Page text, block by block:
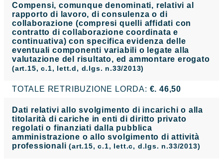
Compensi, comunque denominati, relativi al
rapporto di lavoro, di consulenza o di
collaborazione (compresi quelli affidati con
contratto di collaborazione coordinata e
continuativa) con specifica evidenza delle
eventuali componenti variabili o legate alla
valutazione del risultato, ed ammontare erogato
(art.15, c.1, lett.d, d.lgs. n.33/2013)
TOTALE RETRIBUZIONE LORDA: €. 46,50
Dati relativi allo svolgimento di incarichi o alla
titolarità di cariche in enti di diritto privato
regolati o finanziati dalla pubblica
amministrazione o allo svolgimento di attività
professionali(art.15, c.1, lett.c, d.lgs. n.33/2013)